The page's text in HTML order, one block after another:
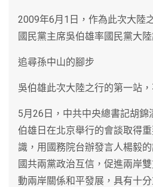
2009年6月1日，作為此次大陸
國民黨主席吳伯雄率國民黨大
追尋孫中山的腳步
吳伯雄此次大陸之行的第一站
5月26日，中共中央總書記胡錦
伯雄日在北京舉行的會談取得
識，用國務院台辦發言人楊毅
國共兩黨政治互信，促進兩岸
動兩岸關係和平發展，具有十分